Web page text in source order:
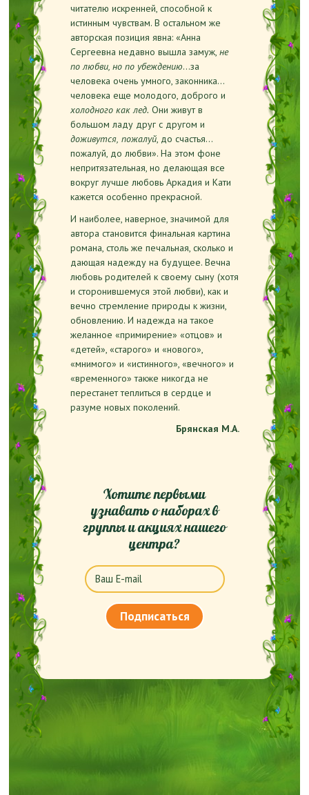
читателю искренней, способной к
истинным чувствам. В остальном же
авторская позиция явна: «Анна
Сергеевна недавно вышла замуж, не
по любви, но по убеждению…за
человека очень умного, законника…
человека еще молодого, доброго и
холодного как лед. Они живут в
большом ладу друг с другом и
доживутся, пожалуй, до счастья...
пожалуй, до любви». На этом фоне
непритязательная, но делающая все
вокруг лучше любовь Аркадия и Кати
кажется особенно прекрасной.
И наиболее, наверное, значимой для
автора становится финальная картина
романа, столь же печальная, сколько и
дающая надежду на будущее. Вечна
любовь родителей к своему сыну (хотя
и сторонившемуся этой любви), как и
вечно стремление природы к жизни,
обновлению. И надежда на такое
желанное «примирение» «отцов» и
«детей», «старого» и «нового»,
«мнимого» и «истинного», «вечного» и
«временного» также никогда не
перестанет теплиться в сердце и
разуме новых поколений.
Брянская М.А.
Хотите первыми
узнавать о наборах в
группы и акциях нашего
центра?